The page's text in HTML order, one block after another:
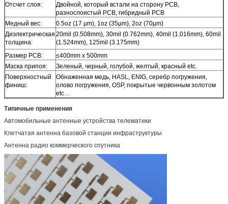
Отсчет слоя:
Двойной, который встали на сторону PCB,
разнослоистый PCB, гибридный PCB
Медный вес:
0.5oz (17 µm), 1oz (35µm), 2oz (70µm)
Диэлектрическая
толщина:
20mil (0.508mm), 30mil (0.762mm), 40mil (1.016mm), 60mil
(1.524mm), 125mil (3.175mm)
Размер PCB:
≤400mm x 500mm
Маска припоя:
Зеленый, черный, голубой, желтый, красный etc.
Поверхностный
финиш:
Обнаженная медь, HASL, ENIG, серебр погружения,
олово погружения, OSP, покрытые червонным золотом
etc…
Типичные применения
Автомобильные антенные устройства телематики
Клетчатая антенна базовой станции инфраструктуры
Антенна радио коммерческого спутника